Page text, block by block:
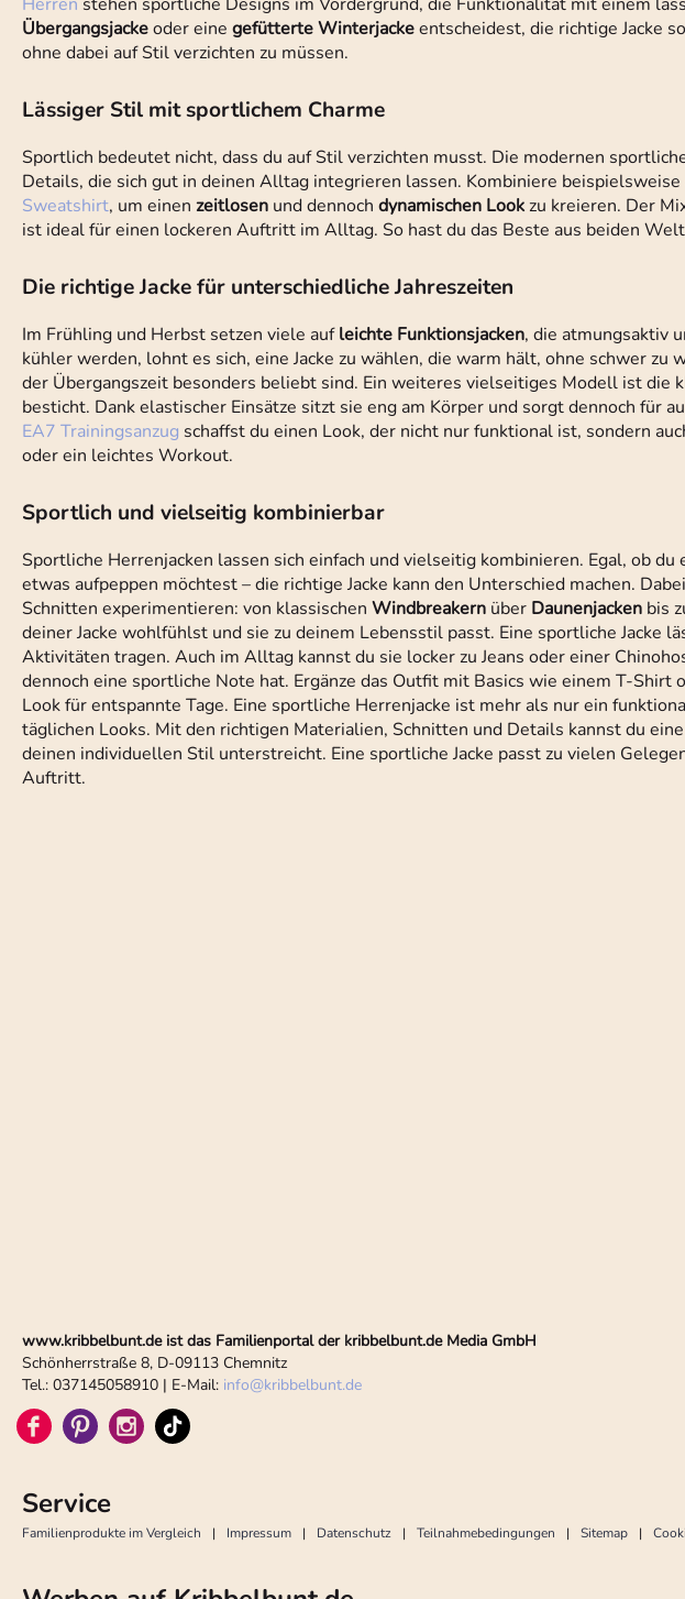
Übergangsjackeoder eine gefütterte Winterjackeentscheidest, die richtige Jacke
ohne dabei auf Stil verzichten zu müssen.
Lässiger Stil mit sportlichem Charme
Sportlich bedeutet nicht, dass du auf Stil verzichten musst. Die modernen
Details, die sich gut in deinen Alltag integrieren lassen. Kombiniere
Sweatshirt, um einen zeitlosen und dennoch dynamischen Lookzu kreieren. Der
ist ideal für einen lockeren Auftritt im Alltag. So hast du das Beste aus beiden
Die richtige Jacke für unterschiedliche Jahreszeiten
Im Frühling und Herbst setzen viele aufleichte Funktionsjacken, die atmungsaktiv
kühler werden, lohnt es sich, eine Jacke zu wählen, die warm hält, ohne schwer
der Übergangszeit besonders beliebt sind. Ein weiteres vielseitiges Modell ist die
besticht. Dank elastischer Einsätze sitzt sie eng am Körper und sorgt dennoch für
EA7 Trainingsanzug schaffst du einen Look, der nicht nur funktional ist, sondern
oder ein leichtes Workout.
Sportlich und vielseitig kombinierbar
Sportliche Herrenjacken lassen sich einfach und vielseitig kombinieren. Egal, ob
etwas aufpeppen möchtest – die richtige Jacke kann den Unterschied machen.
Schnitten experimentieren: von klassischen Windbreakern über Daunenjacken bis
deiner Jacke wohlfühlst und sie zu deinem Lebensstil passt. Eine sportliche Jacke
Aktivitäten tragen. Auch im Alltag kannst du sie locker zu Jeans oder einer
dennoch eine sportliche Note hat. Ergänze das Outfit mit Basics wie einem T-
Look für entspannte Tage. Eine sportliche Herrenjacke ist mehr als nur ein
täglichen Looks. Mit den richtigen Materialien, Schnitten und Details kannst du
deinen individuellen Stil unterstreicht. Eine sportliche Jacke passt zu vielen
Auftritt.
www.kribbelbunt.de ist das Familienportal der kribbelbunt.de Media GmbH
Schönherrstraße 8, D-09113 Chemnitz
Tel.: 037145058910 | E-Mail: info@kribbelbunt.de
Service
Familienprodukte im Vergleich Impressum Datenschutz Teilnahmebedingungen Sitemap